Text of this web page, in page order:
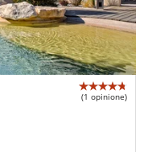
(1 opinione)